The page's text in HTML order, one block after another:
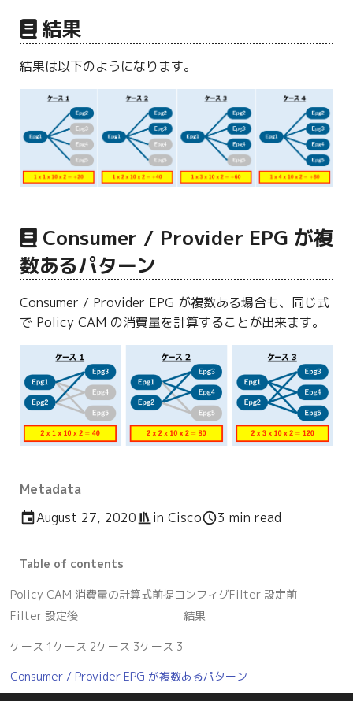
Metadata
August 27, 2020
in Cisco 3 min read
Table of contents
Policy CAM 消費量の計算式前提コンフィグFilter 設定前
Filter 設定後
ケース 1 ケース 2ケース 3ケース 3
結果
Consumer / Provider EPG が複数あるパターン
結果
結果は以下のようになります。
Consumer / Provider EPG が複
数あるパターン
Consumer / Provider EPG が複数ある場合も、同じ式
で Policy CAM の消費量を計算することが出来ます。